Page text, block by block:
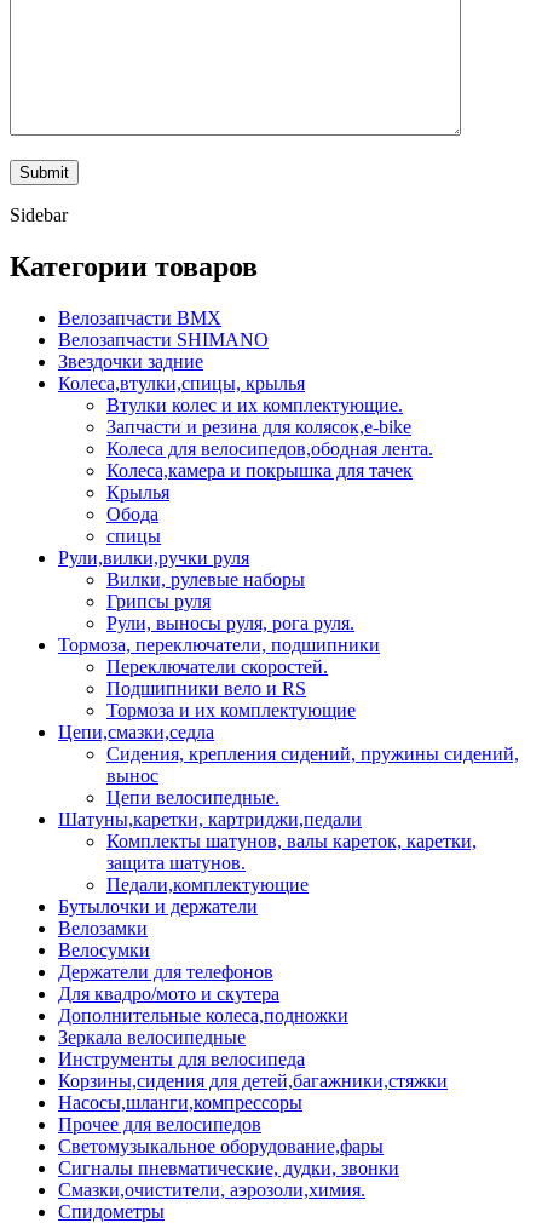
Sidebar
Категории товаров
Велозапчасти BMX
Велозапчасти SHIMANO
Звездочки задние
Колеса,втулки,спицы, крылья
Втулки колес и их комплектующие.
Запчасти и резина для колясок,e-bike
Колеса для велосипедов,ободная лента.
Колеса,камера и покрышка для тачек
Крылья
Обода
спицы
Рули,вилки,ручки руля
Вилки, рулевые наборы
Грипсы руля
Рули, выносы руля, рога руля.
Тормоза, переключатели, подшипники
Переключатели скоростей.
Подшипники вело и RS
Тормоза и их комплектующие
Цепи,смазки,седла
Сидения, крепления сидений, пружины сидений,
вынос
Цепи велосипедные.
Шатуны,каретки, картриджи,педали
Комплекты шатунов, валы кареток, каретки,
защита шатунов.
Педали,комплектующие
Бутылочки и держатели
Велозамки
Велосумки
Держатели для телефонов
Для квадро/мото и скутера
Дополнительные колеса,подножки
Зеркала велосипедные
Инструменты для велосипеда
Корзины,сидения для детей,багажники,стяжки
Насосы,шланги,компрессоры
Прочее для велосипедов
Светомузыкальное оборудование,фары
Сигналы пневматические, дудки, звонки
Смазки,очистители, аэрозоли,химия.
Спидометры